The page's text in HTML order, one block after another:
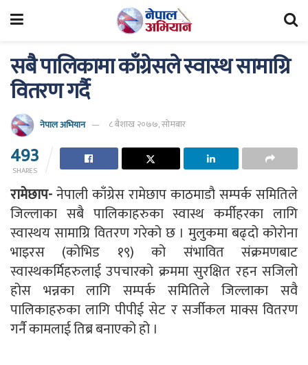
सबै पालिकामा काँग्रेसले स्वास्थ सामाग्रि
वितरण गर्दै
नेपाल अभियान ८ बैशाख २०७७, सोमबार
493
SHARES
रामेछाप-नेपाली काँग्रेस रामेछाप काठमाडौ सम्पर्क समितिले
जिल्लाका सबै पालिकाहरुका स्वास्थ कर्मीहरका लागि
स्वास्थय सामाग्रि वितरण गरेको छ । मुलुकमा बढ्दो कोरोना
भाइरस (कोभिड १९) को संभावित संक्रमणबाट
स्वास्थकर्मिहरुलाई उपचारको क्रममा सुरक्षित रहन सजिलो
होस भन्नका लागि सम्पर्क समितिले जिल्लाका सवै
पालिकाहरुका लागि पीपीई सेट र सर्जीकल माक्स वितरण
गर्नै कामलाई तिब्र बनाएको हो ।